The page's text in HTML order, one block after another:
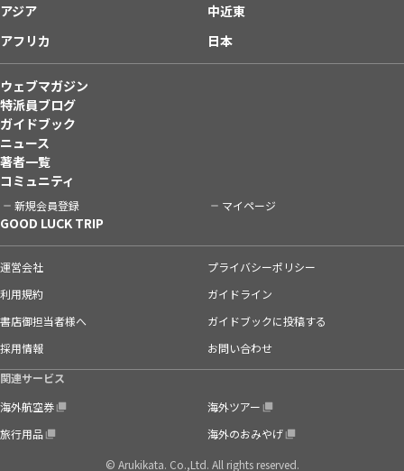
アジア
中近東
アフリカ
日本
ウェブマガジン
特派員ブログ
ガイドブック
ニュース
著者一覧
コミュニティ
新規会員登録 マイページ
GOOD LUCK TRIP
運営会社
プライバシーポリシー
利用規約
ガイドライン
書店御担当者様へ
ガイドブックに投稿する
採用情報
お問い合わせ
関連サービス
海外航空券
海外ツアー
旅行用品
海外のおみやげ
© Arukikata. Co.,Ltd. All rights reserved.